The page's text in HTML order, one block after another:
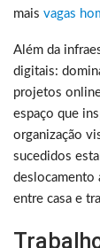
mais vagas
Além da
digitais:
projetos
espaço que
organização
sucedidos
deslocamento
entre casa e